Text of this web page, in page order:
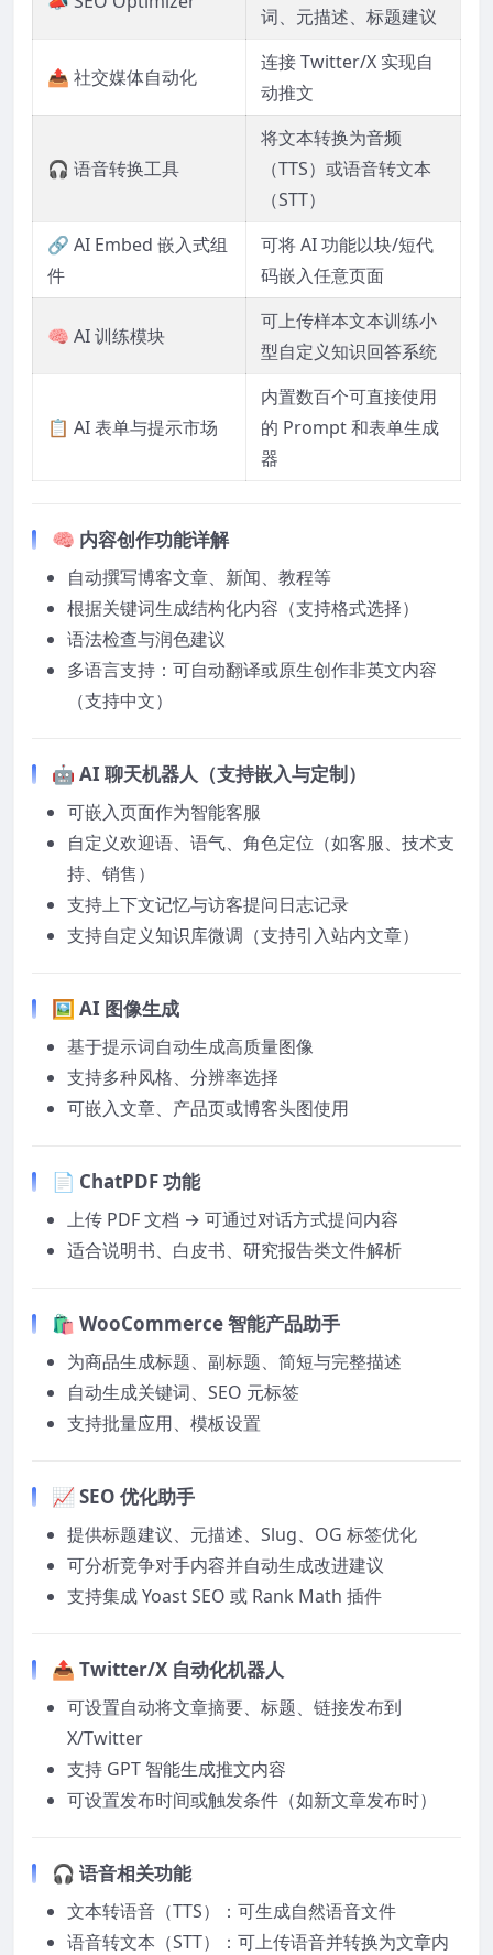
词、元描述、标题建议
📤 社交媒体自动化
连接 Twitter/X 实现自
动推文
🎧 语音转换工具
将文本转换为音频
（TTS）或语音转文本
（STT）
🔗 AI Embed 嵌入式组
件
可将 AI 功能以块/短代
码嵌入任意页面
🧠 AI 训练模块
可上传样本文本训练小
型自定义知识回答系统
📋 AI 表单与提示市场
内置数百个可直接使用
的 Prompt 和表单生成
器
🧠 内容创作功能详解
自动撰写博客文章、新闻、教程等
根据关键词生成结构化内容（支持格式选择）
语法检查与润色建议
多语言支持：可自动翻译或原生创作非英文内容
（支持中文）
🤖 AI 聊天机器人（支持嵌入与定制）
可嵌入页面作为智能客服
自定义欢迎语、语气、角色定位（如客服、技术支
持、销售）
支持上下文记忆与访客提问日志记录
支持自定义知识库微调（支持引入站内文章）
🖼️ AI 图像生成
基于提示词自动生成高质量图像
支持多种风格、分辨率选择
可嵌入文章、产品页或博客头图使用
📄 ChatPDF 功能
上传 PDF 文档 → 可通过对话方式提问内容
适合说明书、白皮书、研究报告类文件解析
🛍️ WooCommerce 智能产品助手
为商品生成标题、副标题、简短与完整描述
自动生成关键词、SEO 元标签
支持批量应用、模板设置
📈 SEO 优化助手
提供标题建议、元描述、Slug、OG 标签优化
可分析竞争对手内容并自动生成改进建议
支持集成 Yoast SEO 或 Rank Math 插件
📤 Twitter/X 自动化机器人
可设置自动将文章摘要、标题、链接发布到
X/Twitter
支持 GPT 智能生成推文内容
可设置发布时间或触发条件（如新文章发布时）
🎧 语音相关功能
文本转语音（TTS）：可生成自然语音文件
语音转文本（STT）：可上传语音并转换为文章内